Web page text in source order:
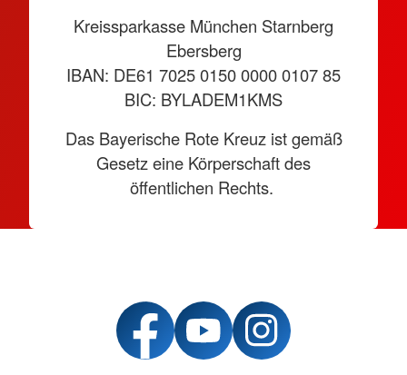
Kreissparkasse München Starnberg
Ebersberg
IBAN: DE61 7025 0150 0000 0107 85
BIC: BYLADEM1KMS
Das Bayerische Rote Kreuz ist gemäß
Gesetz eine Körperschaft des
öffentlichen Rechts.